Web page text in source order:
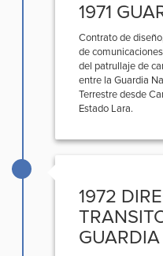
1971
Contrato de
de
del patrullaje de
entre la Guardia
Terrestre desde
Estado Lara.
1972